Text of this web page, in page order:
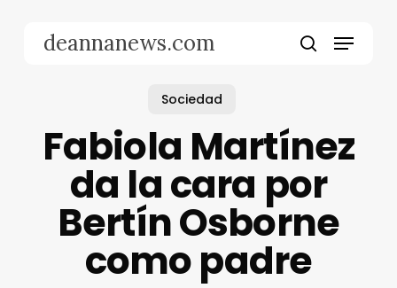
deannanews.com Menu
Sociedad
Fabiola Martínez
da la cara por
Bertín Osborne
como padre